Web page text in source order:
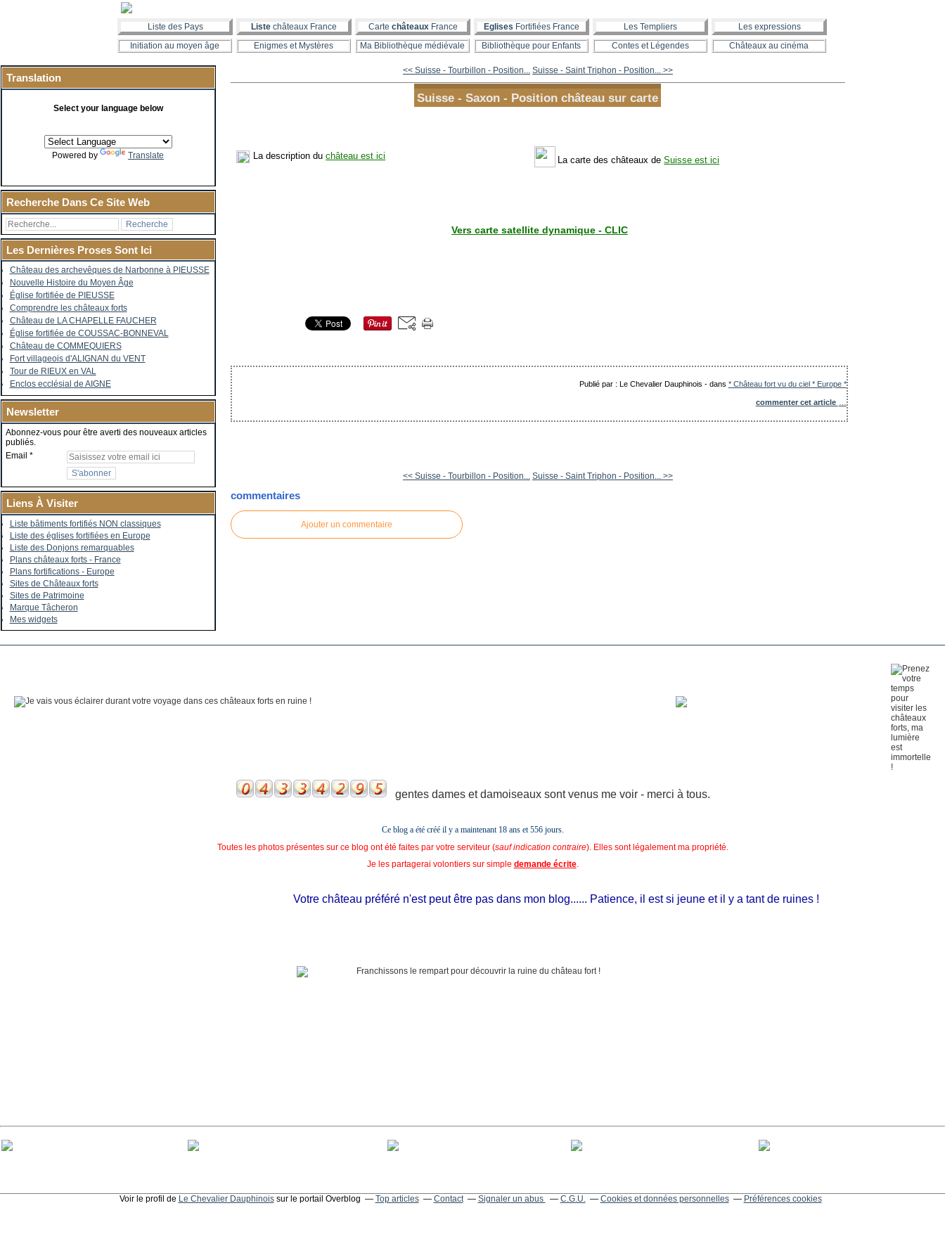
Liste des Pays Liste châteaux France Carte châteauxFrance Eglises Fortifiées France Les Templiers
Les expressions
Initiation au moyen âge
Enigmes et Mystères Ma Bibliothèque médiévale Bibliothèque pour Enfants Contes et Légendes Châteaux au cinéma
Translation
Select your language below
Powered by Translate
Recherche Dans Ce Site Web
Les Dernières Proses Sont Ici
Château des archevêques de Narbonne à PIEUSSE
Nouvelle Histoire du Moyen Âge
Église fortifiée de PIEUSSE
Comprendre les châteaux forts
Château de LA CHAPELLE FAUCHER
Église fortifiée de COUSSAC-BONNEVAL
Château de COMMEQUIERS
Fort villageois d'ALIGNAN du VENT
Tour de RIEUX en VAL
Enclos ecclésial de AIGNE
Newsletter
Abonnez-vous pour être averti des nouveaux articles
publiés.
Email
Liens À Visiter
Liste bâtiments fortifiés NON classiques
Liste des églises fortifiées en Europe
Liste des Donjons remarquables
Plans châteaux forts - France
Plans fortifications - Europe
Sites de Châteaux forts
Sites de Patrimoine
Marque Tâcheron
Mes widgets
<< Suisse - Tourbillon - Position... Suisse - Saint Triphon - Position... >>
Suisse - Saxon - Position château sur carte
La description duchâteau est ici La carte des châteaux deSuisse est ici
Vers carte satellite dynamique - CLIC
Publié par : Le Chevalier Dauphinois -dans * Château fort vu du ciel * Europe *
commenter cet article
<< Suisse - Tourbillon - Position... Suisse - Saint Triphon - Position... >>
commentaires
Ajouter un commentaire
gentes dames et damoiseaux sont venus me voir - merci à tous.
Ce blog a été créé il y a maintenant 18 ans et556 jours.
Toutes les photos présentes sur ce blog ont été faites par votre serviteur (sauf indication contraire). Elles sont légalement ma propriété.
Je les partagerai volontiers sur simple demande écrite.
Votre château préféré n'est peut être pas dans mon blog...... Patience, il est si jeune et il y a tant de ruines !
Voir le profil de Le Chevalier Dauphinoissur le portail Overblog Top articles Contact Signaler un abus C.G.U. Cookies et données personnelles Préférences cookies